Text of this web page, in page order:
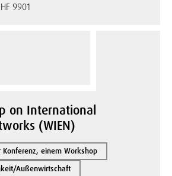
9901
on International
(WIEN)
Konferenz, einem Workshop
Außenwirtschaft